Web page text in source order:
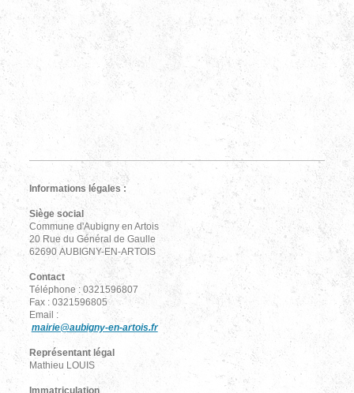
Informations légales :
Siège social
Commune d'Aubigny en Artois
20 Rue du Général de Gaulle
62690 AUBIGNY-EN-ARTOIS
Contact
Téléphone : 0321596807
Fax : 0321596805
Email :
mairie@aubigny-en-artois.fr
Représentant légal
Mathieu LOUIS
Immatriculation